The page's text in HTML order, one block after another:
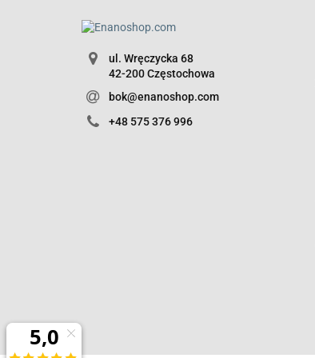
ul. Wręczycka 68
42-200 Częstochowa
bok@enanoshop.com
+48 575 376 996